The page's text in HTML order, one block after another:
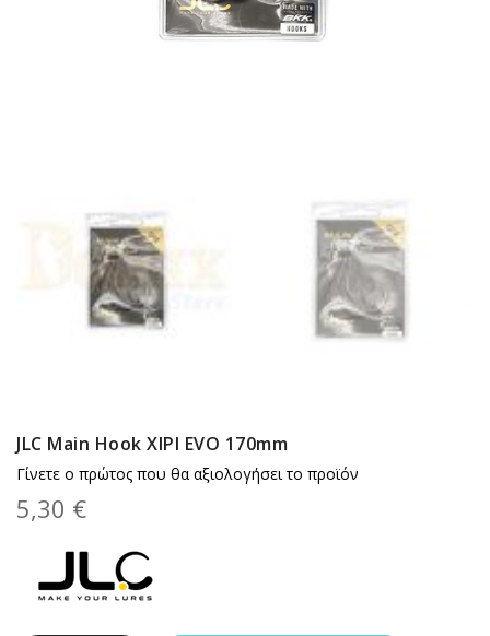
JLC Main Hook XIPI EVO 170mm
Γίνετε ο πρώτος που θα αξιολογήσει το προϊόν
5,30 €